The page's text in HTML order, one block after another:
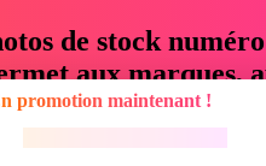
de stock
aux marques,
maintenant !